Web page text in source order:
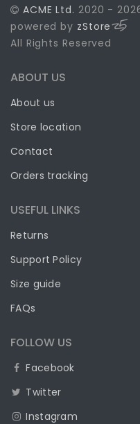
ACME Ltd. 2020 -
powered by zStore
All Rights Reserved
ABOUT US
About us
Store location
Contact
Orders tracking
USEFUL LINKS
Returns
Support Policy
Size guide
FAQs
FOLLOW US
Facebook
Twitter
Instagram